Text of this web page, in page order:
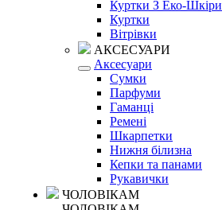
Куртки З Еко-Шкіри
Куртки
Вітрівки
АКСЕСУАРИ
Аксесуари
Сумки
Парфуми
Гаманці
Ремені
Шкарпетки
Нижня білизна
Кепки та панами
Рукавички
ЧОЛОВІКАМ